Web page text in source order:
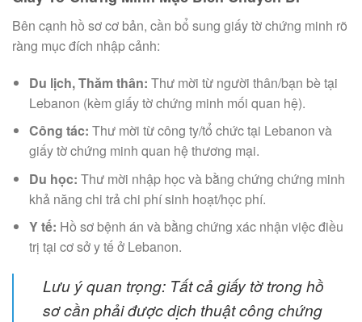
Bên cạnh hồ sơ cơ bản, cần bổ sung giấy tờ chứng minh rõ
ràng mục đích nhập cảnh:
Du lịch, Thăm thân: Thư mời từ người thân/bạn bè tại
Lebanon (kèm giấy tờ chứng minh mối quan hệ).
Công tác: Thư mời từ công ty/tổ chức tại Lebanon và
giấy tờ chứng minh quan hệ thương mại.
Du học: Thư mời nhập học và bằng chứng chứng minh
khả năng chi trả chi phí sinh hoạt/học phí.
Y tế: Hồ sơ bệnh án và bằng chứng xác nhận việc điều
trị tại cơ sở y tế ở Lebanon.
Lưu ý quan trọng: Tất cả giấy tờ trong hồ
sơ cần phải được dịch thuật công chứng